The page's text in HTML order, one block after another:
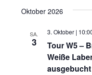
Oktober 2026
SA.
3
Tour W5 –
Weiße
ausgebucht
3. Oktober |